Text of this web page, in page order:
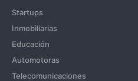
Startups
Inmobiliarias
Educación
Automotoras
Telecomunicaciones